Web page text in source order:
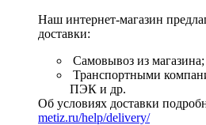
Наш интернет-магазин
доставки:
Самовывоз из магазина;
Транспортными
ПЭК и др.
Об условиях доставки
metiz.ru/help/delivery/